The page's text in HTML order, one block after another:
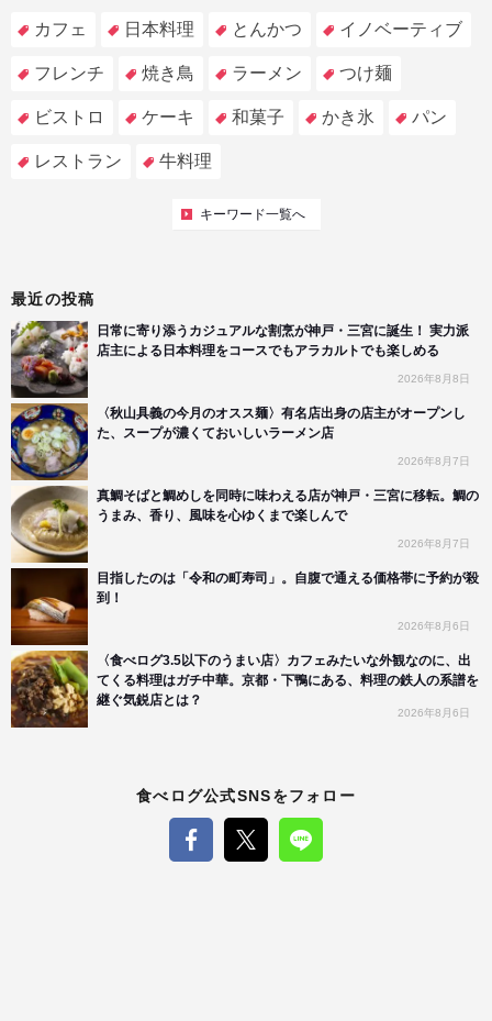
カフェ 日本料理 とんかつ イノベーティブ
フレンチ 焼き鳥 ラーメン つけ麺
ビストロ ケーキ 和菓子 かき氷 パン
レストラン 牛料理
キーワード一覧へ
最近の投稿
日常に寄り添うカジュアルな割烹が神戸・三宮に誕生！ 実力派
店主による日本料理をコースでもアラカルトでも楽しめる
2026年8月8日
〈秋山具義の今月のオスス麺〉有名店出身の店主がオープンし
た、スープが濃くておいしいラーメン店
2026年8月7日
真鯛そばと鯛めしを同時に味わえる店が神戸・三宮に移転。鯛の
うまみ、香り、風味を心ゆくまで楽しんで
2026年8月7日
目指したのは「令和の町寿司」。自腹で通える価格帯に予約が殺
到！
2026年8月6日
〈食べログ3.5以下のうまい店〉カフェみたいな外観なのに、出
てくる料理はガチ中華。京都・下鴨にある、料理の鉄人の系譜を
継ぐ気鋭店とは？
2026年8月6日
食べログ公式SNSをフォロー